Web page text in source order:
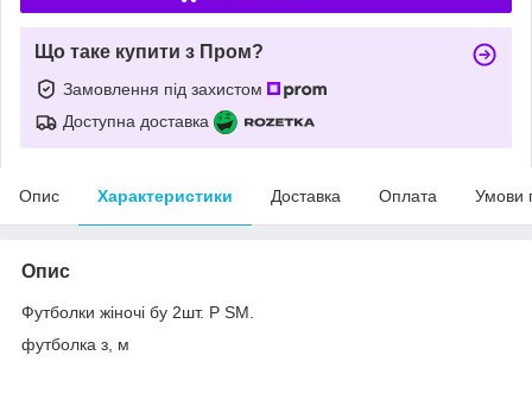
Що таке купити з Пром?
Замовлення під захистом
Доступна доставка
Опис Характеристики Доставка Оплата Умови
Опис
Футболки жіночі бу 2шт. Р SM.
футболка з, м